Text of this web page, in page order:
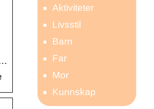
Aktiviteter
Livsstil
Barn
Far
Mor
Kunnskap